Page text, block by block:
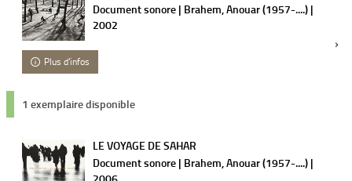
Document sonore | Brahem, Anouar (1957-....) |
2002
Plus d'infos
1 exemplaire disponible
LE VOYAGE DE SAHAR
Document sonore | Brahem, Anouar (1957-....) |